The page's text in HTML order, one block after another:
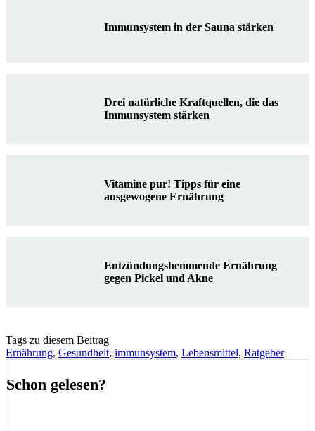
Immunsystem in der Sauna stärken
Drei natürliche Kraftquellen, die das
Immunsystem stärken
Vitamine pur! Tipps für eine
ausgewogene Ernährung
Entzündungshemmende Ernährung
gegen Pickel und Akne
Tags zu diesem Beitrag
Ernährung, Gesundheit, immunsystem, Lebensmittel, Ratgeber
Schon gelesen?